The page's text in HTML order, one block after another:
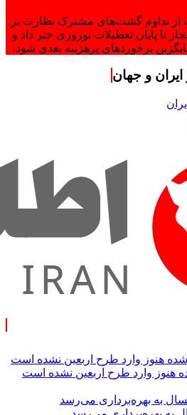
تداوم گشت‌های مشترک نظارت بر
تا پایان تعطیلات نوروزی خبر داد و
برخوردهای پرهزینه بعدی شود.
و جهان